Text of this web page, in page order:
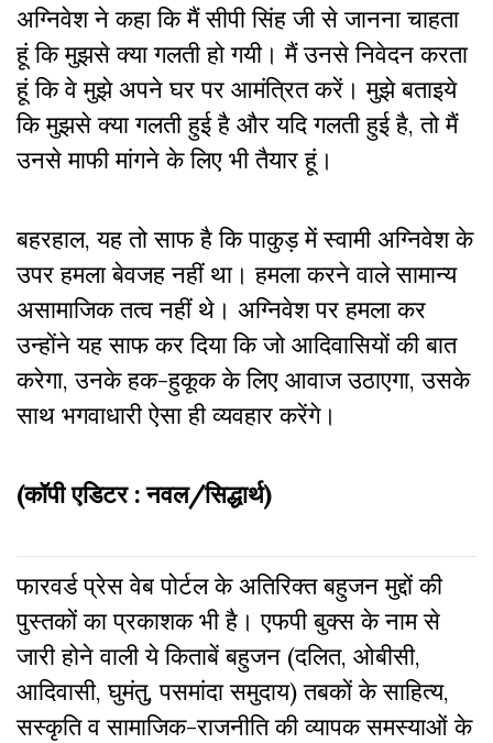
अग्निवेश ने कहा कि मैं सीपी सिंह जी से जानना चाहता
हूं कि मुझसे क्या गलती हो गयी। मैं उनसे निवेदन करता
हूं कि वे मुझे अपने घर पर आमंत्रित करें। मुझे बताइये
कि मुझसे क्या गलती हुई है और यदि गलती हुई है, तो मैं
उनसे माफी मांगने के लिए भी तैयार हूं।
बहरहाल, यह तो साफ है कि पाकुड़ में स्वामी अग्निवेश के
उपर हमला बेवजह नहीं था। हमला करने वाले सामान्य
असामाजिक तत्व नहीं थे। अग्निवेश पर हमला कर
उन्होंने यह साफ कर दिया कि जो आदिवासियों की बात
करेगा, उनके हक-हुकूक के लिए आवाज उठाएगा, उसके
साथ भगवाधारी ऐसा ही व्यवहार करेंगे।
(कॉपी एडिटर : नवल/सिद्धार्थ)
फारवर्ड प्रेस वेब पोर्टल के अतिरिक्‍त बहुजन मुद्दों की
पुस्‍तकों का प्रकाशक भी है। एफपी बुक्‍स के नाम से
जारी होने वाली ये किताबें बहुजन (दलित, ओबीसी,
आदिवासी, घुमंतु, पसमांदा समुदाय) तबकों के साहित्‍य,
सस्‍क‍ृति व सामाजिक-राजनीति की व्‍यापक समस्‍याओं के